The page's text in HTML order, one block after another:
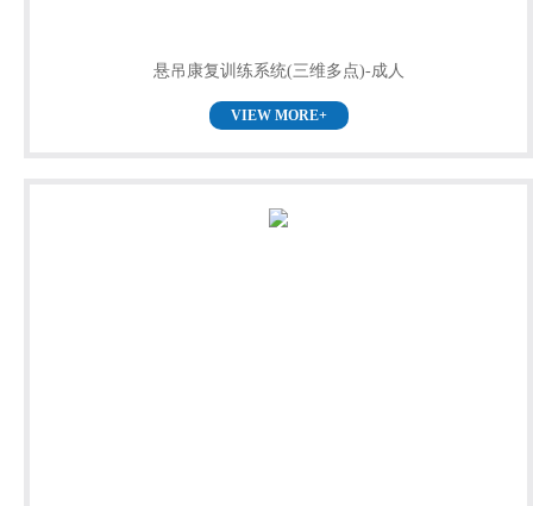
悬吊康复训练系统(三维多点)-成人
VIEW MORE+